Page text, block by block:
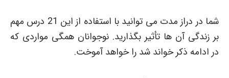
شما در دراز مدت می توانید با استفاده از این 21 درس مهم
بر زندگی آن ها تأثیر بگذارید. نوجوانان همگی مواردی که
در ادامه ذکر خواند شد را خواهد آموخت.